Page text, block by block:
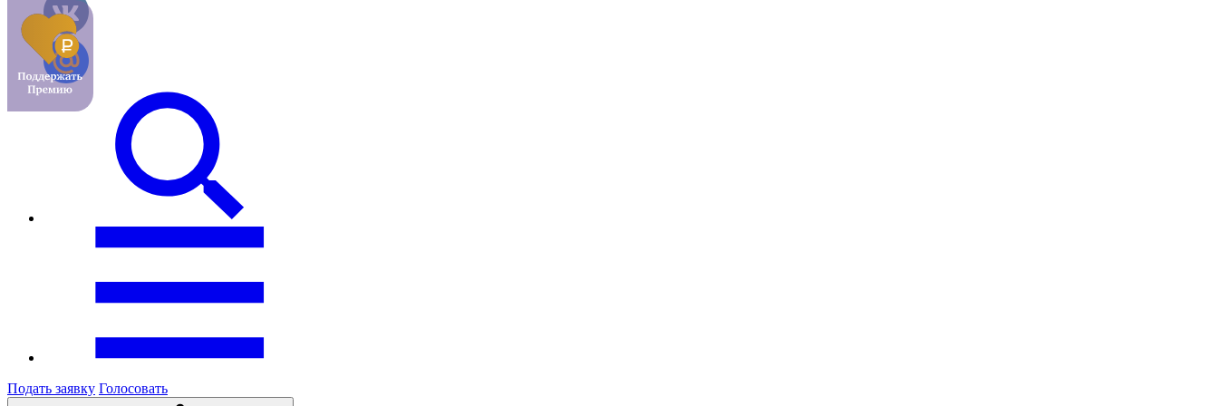
Подать заявку Голосовать